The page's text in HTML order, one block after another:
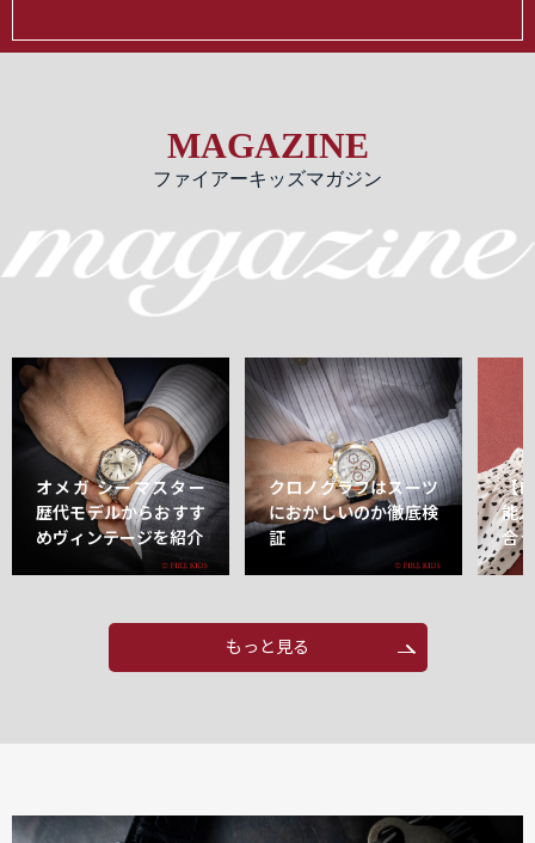
MAGAZINE
ファイアーキッズマガジン
オメガ シーマスター
歴代モデルからおすす
めヴィンテージを紹介
クロノグラフはスーツ
におかしいのか徹底検
証
【
能
合
もっと見る